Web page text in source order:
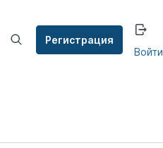
Регистрация
Войти